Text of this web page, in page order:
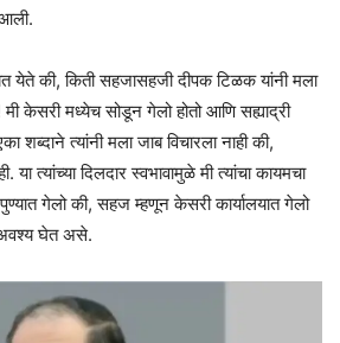
येते की, किती सहजासहजी दीपक टिळक यांनी मला
केसरी मध्येच सोडून गेलो होतो आणि सह्याद्री
शब्दाने त्यांनी मला जाब विचारला नाही की,
त्यांच्या दिलदार स्वभावामुळे मी त्यांचा कायमचा
गेलो की, सहज म्हणून केसरी कार्यालयात गेलो
अवश्य घेत असे.